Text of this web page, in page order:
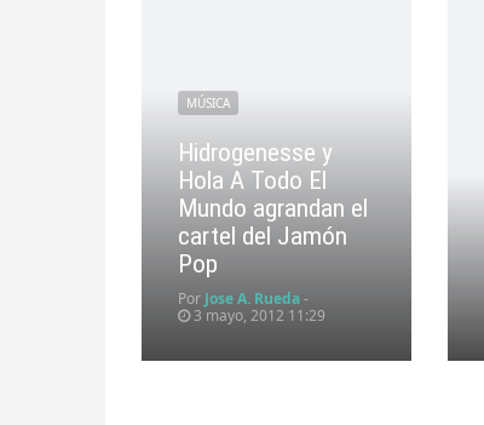
MÚSICA
Hidrogenesse y
Hola A Todo El
Mundo agrandan el
cartel del Jamón
Pop
Por Jose A. Rueda-
3 mayo, 2012 11:29